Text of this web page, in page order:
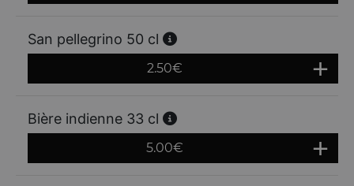
San pellegrino 50 cl
2.50€
Bière indienne 33 cl
5.00€